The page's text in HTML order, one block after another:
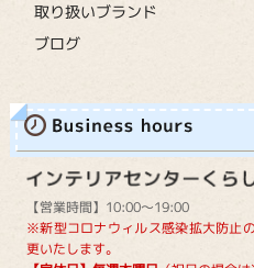
取り扱いブランド
ブログ
【営業時間】10:00～19:00
※新型コロナウィルス感染拡大防止
更いたします。